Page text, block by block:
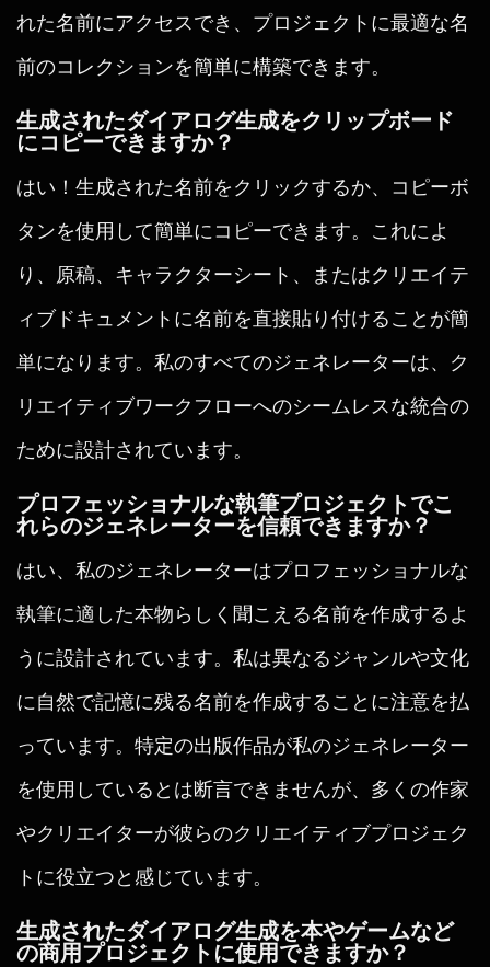
れた名前にアクセスでき、プロジェクトに最適な名
前のコレクションを簡単に構築できます。
生成されたダイアログ生成をクリップボード
にコピーできますか？
はい！生成された名前をクリックするか、コピーボ
タンを使用して簡単にコピーできます。これによ
り、原稿、キャラクターシート、またはクリエイテ
ィブドキュメントに名前を直接貼り付けることが簡
単になります。私のすべてのジェネレーターは、ク
リエイティブワークフローへのシームレスな統合の
ために設計されています。
プロフェッショナルな執筆プロジェクトでこ
れらのジェネレーターを信頼できますか？
はい、私のジェネレーターはプロフェッショナルな
執筆に適した本物らしく聞こえる名前を作成するよ
うに設計されています。私は異なるジャンルや文化
に自然で記憶に残る名前を作成することに注意を払
っています。特定の出版作品が私のジェネレーター
を使用しているとは断言できませんが、多くの作家
やクリエイターが彼らのクリエイティブプロジェク
トに役立つと感じています。
生成されたダイアログ生成を本やゲームなど
の商用プロジェクトに使用できますか？